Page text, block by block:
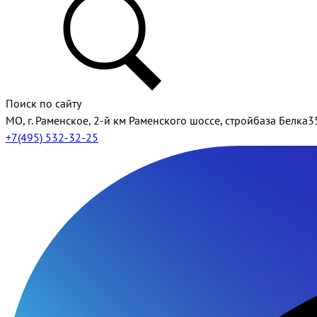
Поиск по сайту
МО, г. Раменское, 2-й км Раменского шоссе, стройбаза
+7(495) 532-32-25